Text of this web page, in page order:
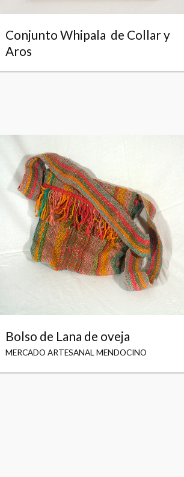
Conjunto Whipala de Collar y
Aros
Bolso de Lana de oveja
MERCADO ARTESANAL MENDOCINO